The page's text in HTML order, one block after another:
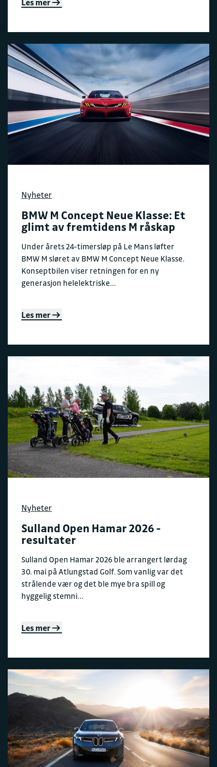
Les mer
Nyheter
BMW M Concept Neue Klasse: Et
glimt av fremtidens M råskap
Under årets 24-timersløp på Le Mans løfter
BMW M sløret av BMW M Concept Neue Klasse.
Konseptbilen viser retningen for en ny
generasjon helelektriske...
Les mer
Nyheter
Sulland Open Hamar 2026 -
resultater
Sulland Open Hamar 2026 ble arrangert lørdag
30. mai på Atlungstad Golf. Som vanlig var det
strålende vær og det ble mye bra spill og
hyggelig stemni...
Les mer